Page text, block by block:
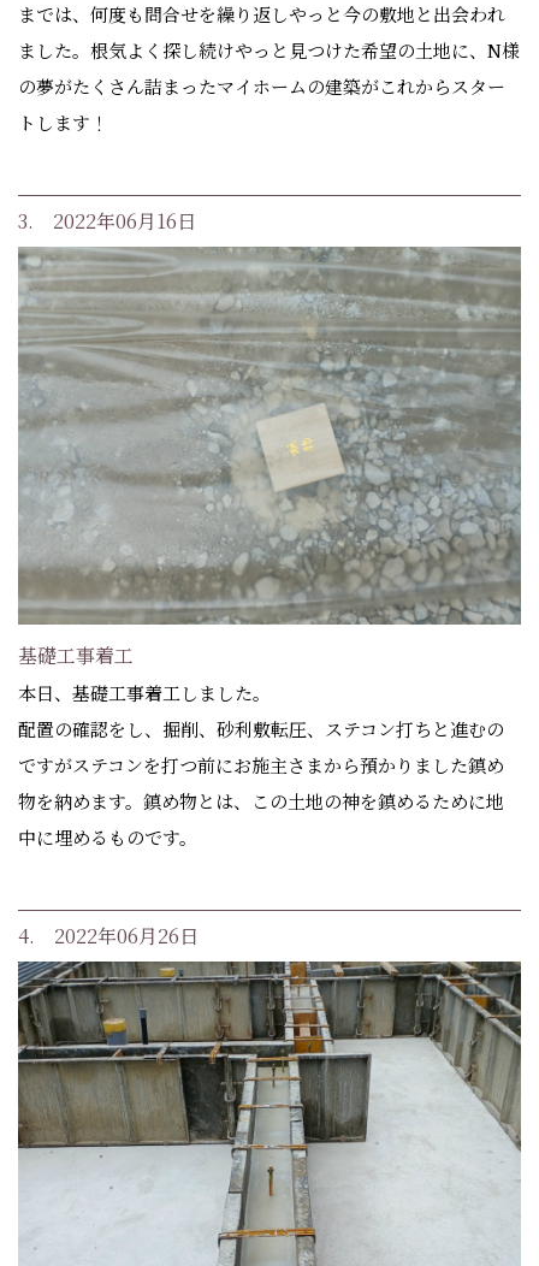
までは、何度も問合せを繰り返しやっと今の敷地と出会われ
ました。根気よく探し続けやっと見つけた希望の土地に、N様
の夢がたくさん詰まったマイホームの建築がこれからスター
トします！
3. 2022年06月16日
基礎工事着工
本日、基礎工事着工しました。
配置の確認をし、掘削、砂利敷転圧、ステコン打ちと進むの
ですがステコンを打つ前にお施主さまから預かりました鎮め
物を納めます。鎮め物とは、この土地の神を鎮めるために地
中に埋めるものです。
4. 2022年06月26日